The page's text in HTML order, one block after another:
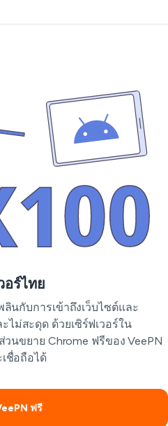
อร์ไทย
ลินกับการเข้าถึงเว็บไซต์และ
ม่สะดุด ด้วยเซิร์ฟเวอร์ใน
นขยาย Chrome ฟรีของ VeePN
ชื่อถือได้
ฟรี